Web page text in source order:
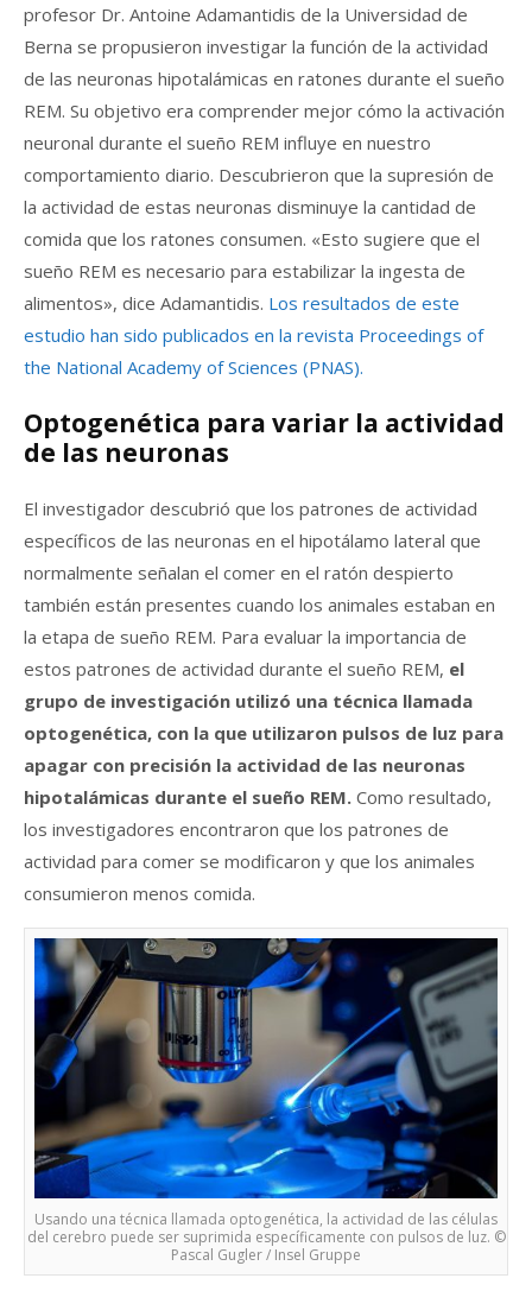
profesor Dr. Antoine Adamantidis de la Universidad de
Berna se propusieron investigar la función de la actividad
de las neuronas hipotalámicas en ratones durante el sueño
REM. Su objetivo era comprender mejor cómo la activación
neuronal durante el sueño REM influye en nuestro
comportamiento diario. Descubrieron que la supresión de
la actividad de estas neuronas disminuye la cantidad de
comida que los ratones consumen. «Esto sugiere que el
sueño REM es necesario para estabilizar la ingesta de
alimentos», dice Adamantidis. Los resultados de este
estudio han sido publicados en la revista Proceedings of
the National Academy of Sciences (PNAS).
Optogenética para variar la actividad
de las neuronas
El investigador descubrió que los patrones de actividad
específicos de las neuronas en el hipotálamo lateral que
normalmente señalan el comer en el ratón despierto
también están presentes cuando los animales estaban en
la etapa de sueño REM. Para evaluar la importancia de
estos patrones de actividad durante el sueño REM, el
grupo de investigación utilizó una técnica llamada
optogenética, con la que utilizaron pulsos de luz para
apagar con precisión la actividad de las neuronas
hipotalámicas durante el sueño REM. Como resultado,
los investigadores encontraron que los patrones de
actividad para comer se modificaron y que los animales
consumieron menos comida.
Usando una técnica llamada optogenética, la actividad de las células
del cerebro puede ser suprimida específicamente con pulsos de luz. ©
Pascal Gugler / Insel Gruppe